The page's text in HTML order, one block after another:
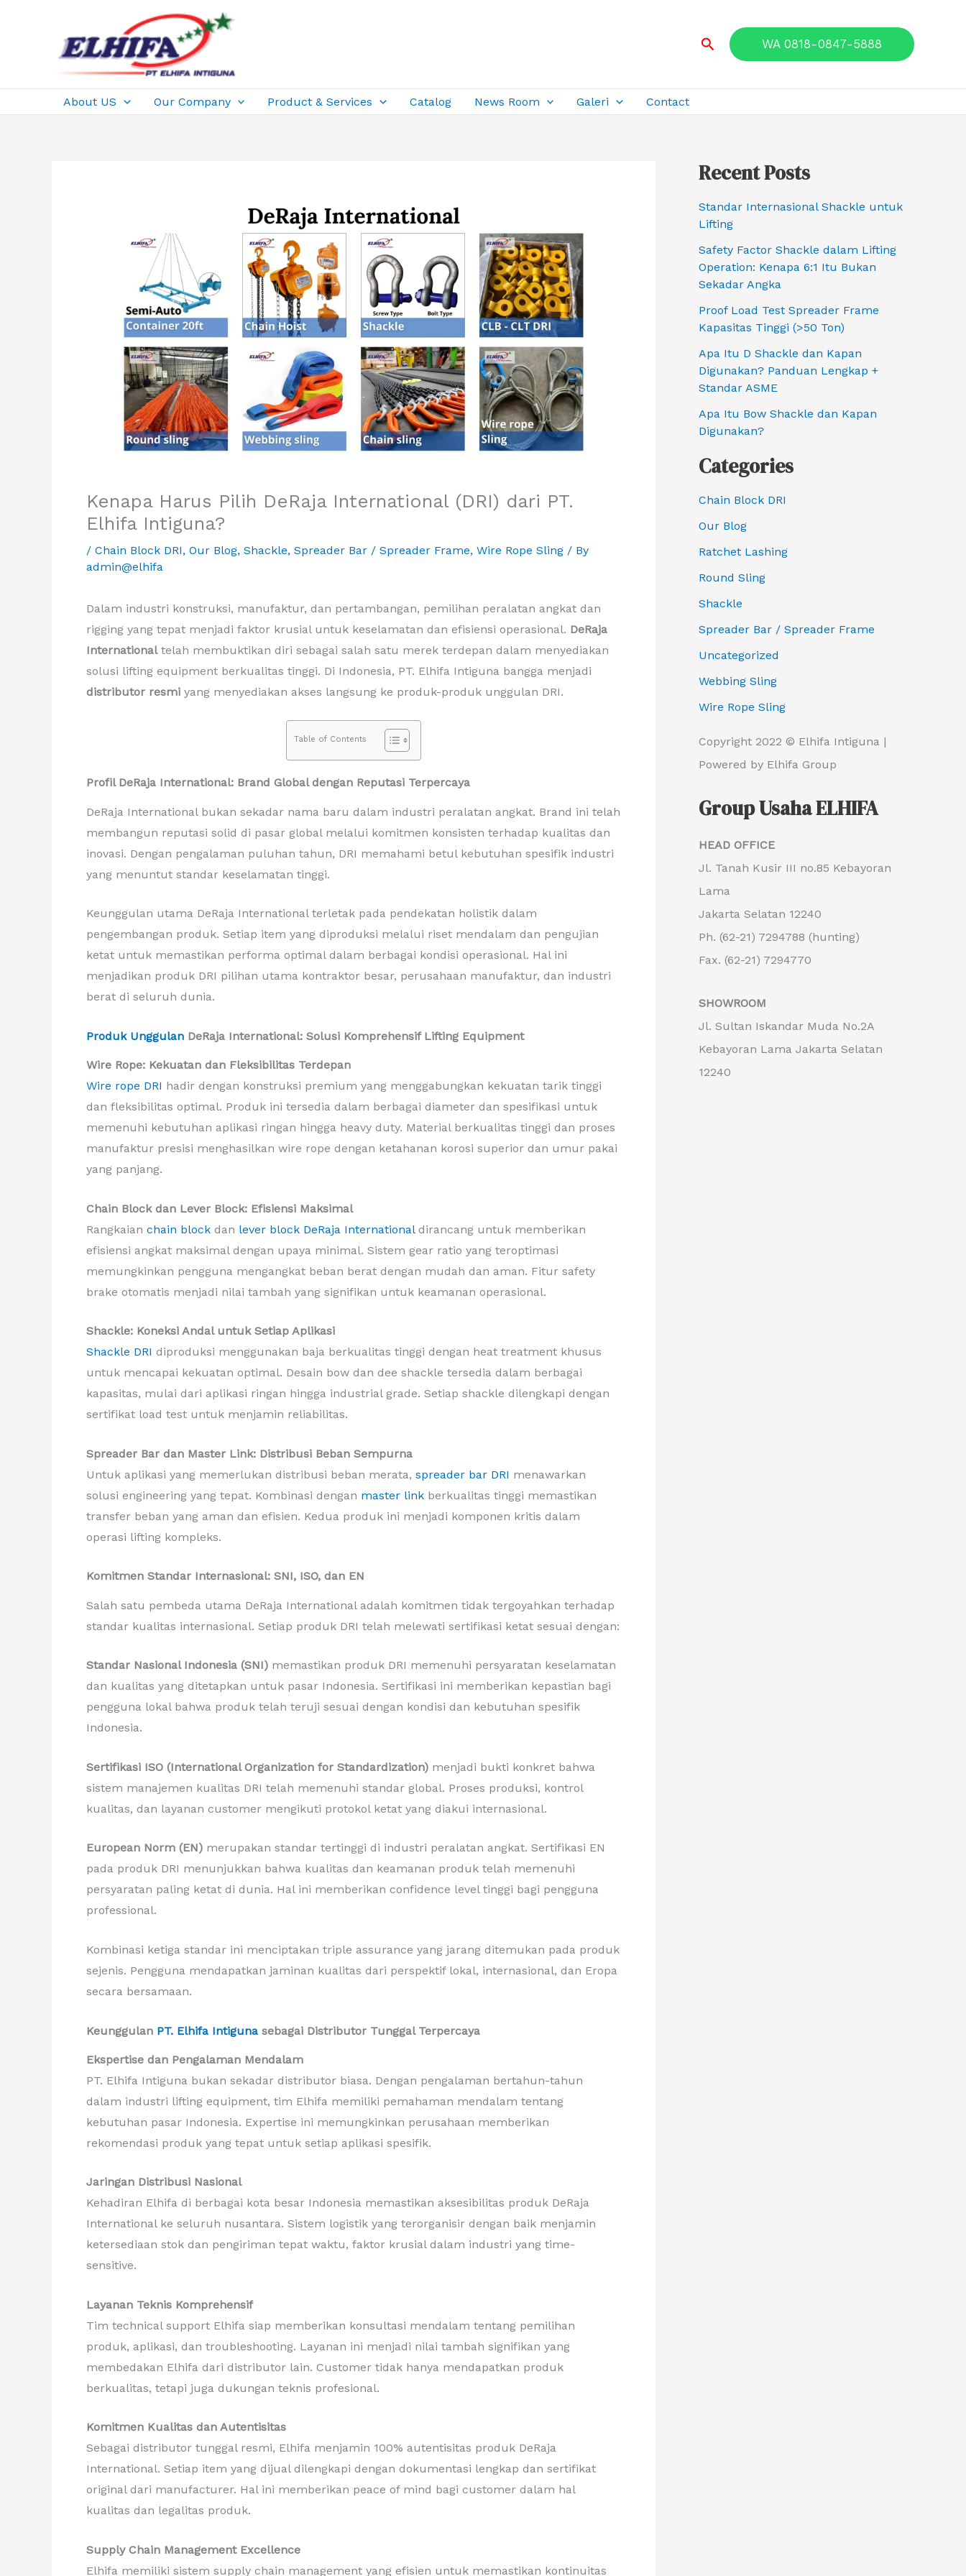
Search WA 0818-0847-5888
About US Our Company Product & Services Catalog News Room Galeri Contact
Kenapa Harus Pilih DeRaja International (DRI) dari PT.
Elhifa Intiguna?
/ Chain Block DRI, Our Blog, Shackle, Spreader Bar / Spreader Frame, Wire Rope Sling / By
admin@elhifa
Dalam industri konstruksi, manufaktur, dan pertambangan, pemilihan peralatan angkat dan
rigging yang tepat menjadi faktor krusial untuk keselamatan dan efisiensi operasional. DeRaja
Internationaltelah membuktikan diri sebagai salah satu merek terdepan dalam menyediakan
solusi lifting equipment berkualitas tinggi. Di Indonesia, PT. Elhifa Intiguna bangga menjadi
distributor resmi yang menyediakan akses langsung ke produk-produk unggulan DRI.
Table of Contents
Profil DeRaja International: Brand Global dengan Reputasi Terpercaya
DeRaja International bukan sekadar nama baru dalam industri peralatan angkat. Brand ini telah
membangun reputasi solid di pasar global melalui komitmen konsisten terhadap kualitas dan
inovasi. Dengan pengalaman puluhan tahun, DRI memahami betul kebutuhan spesifik industri
yang menuntut standar keselamatan tinggi.
Keunggulan utama DeRaja International terletak pada pendekatan holistik dalam
pengembangan produk. Setiap item yang diproduksi melalui riset mendalam dan pengujian
ketat untuk memastikan performa optimal dalam berbagai kondisi operasional. Hal ini
menjadikan produk DRI pilihan utama kontraktor besar, perusahaan manufaktur, dan industri
berat di seluruh dunia.
Produk Unggulan DeRaja International: Solusi Komprehensif Lifting Equipment
Wire Rope: Kekuatan dan Fleksibilitas Terdepan
Wire rope DRI hadir dengan konstruksi premium yang menggabungkan kekuatan tarik tinggi
dan fleksibilitas optimal. Produk ini tersedia dalam berbagai diameter dan spesifikasi untuk
memenuhi kebutuhan aplikasi ringan hingga heavy duty. Material berkualitas tinggi dan proses
manufaktur presisi menghasilkan wire rope dengan ketahanan korosi superior dan umur pakai
yang panjang.
Chain Block dan Lever Block: Efisiensi Maksimal
Rangkaian chain block dan lever block DeRaja Internationaldirancang untuk memberikan
efisiensi angkat maksimal dengan upaya minimal. Sistem gear ratio yang teroptimasi
memungkinkan pengguna mengangkat beban berat dengan mudah dan aman. Fitur safety
brake otomatis menjadi nilai tambah yang signifikan untuk keamanan operasional.
Shackle: Koneksi Andal untuk Setiap Aplikasi
Shackle DRI diproduksi menggunakan baja berkualitas tinggi dengan heat treatment khusus
untuk mencapai kekuatan optimal. Desain bow dan dee shackle tersedia dalam berbagai
kapasitas, mulai dari aplikasi ringan hingga industrial grade. Setiap shackle dilengkapi dengan
sertifikat load test untuk menjamin reliabilitas.
Spreader Bar dan Master Link: Distribusi Beban Sempurna
Untuk aplikasi yang memerlukan distribusi beban merata, spreader bar DRI menawarkan
solusi engineering yang tepat. Kombinasi dengan master link berkualitas tinggi memastikan
transfer beban yang aman dan efisien. Kedua produk ini menjadi komponen kritis dalam
operasi lifting kompleks.
Komitmen Standar Internasional: SNI, ISO, dan EN
Salah satu pembeda utama DeRaja International adalah komitmen tidak tergoyahkan terhadap
standar kualitas internasional. Setiap produk DRI telah melewati sertifikasi ketat sesuai dengan:
Standar Nasional Indonesia (SNI) memastikan produk DRI memenuhi persyaratan keselamatan
dan kualitas yang ditetapkan untuk pasar Indonesia. Sertifikasi ini memberikan kepastian bagi
pengguna lokal bahwa produk telah teruji sesuai dengan kondisi dan kebutuhan spesifik
Indonesia.
Sertifikasi ISO (International Organization for Standardization) menjadi bukti konkret bahwa
sistem manajemen kualitas DRI telah memenuhi standar global. Proses produksi, kontrol
kualitas, dan layanan customer mengikuti protokol ketat yang diakui internasional.
European Norm (EN) merupakan standar tertinggi di industri peralatan angkat. Sertifikasi EN
pada produk DRI menunjukkan bahwa kualitas dan keamanan produk telah memenuhi
persyaratan paling ketat di dunia. Hal ini memberikan confidence level tinggi bagi pengguna
professional.
Kombinasi ketiga standar ini menciptakan triple assurance yang jarang ditemukan pada produk
sejenis. Pengguna mendapatkan jaminan kualitas dari perspektif lokal, internasional, dan Eropa
secara bersamaan.
Keunggulan PT. Elhifa Intiguna sebagai Distributor Tunggal Terpercaya
Ekspertise dan Pengalaman Mendalam
PT. Elhifa Intiguna bukan sekadar distributor biasa. Dengan pengalaman bertahun-tahun
dalam industri lifting equipment, tim Elhifa memiliki pemahaman mendalam tentang
kebutuhan pasar Indonesia. Expertise ini memungkinkan perusahaan memberikan
rekomendasi produk yang tepat untuk setiap aplikasi spesifik.
Jaringan Distribusi Nasional
Kehadiran Elhifa di berbagai kota besar Indonesia memastikan aksesibilitas produk DeRaja
International ke seluruh nusantara. Sistem logistik yang terorganisir dengan baik menjamin
ketersediaan stok dan pengiriman tepat waktu, faktor krusial dalam industri yang time-
sensitive.
Layanan Teknis Komprehensif
Tim technical support Elhifa siap memberikan konsultasi mendalam tentang pemilihan
produk, aplikasi, dan troubleshooting. Layanan ini menjadi nilai tambah signifikan yang
membedakan Elhifa dari distributor lain. Customer tidak hanya mendapatkan produk
berkualitas, tetapi juga dukungan teknis profesional.
Komitmen Kualitas dan Autentisitas
Sebagai distributor tunggal resmi, Elhifa menjamin 100% autentisitas produk DeRaja
International. Setiap item yang dijual dilengkapi dengan dokumentasi lengkap dan sertifikat
original dari manufacturer. Hal ini memberikan peace of mind bagi customer dalam hal
kualitas dan legalitas produk.
Supply Chain Management Excellence
Elhifa memiliki sistem supply chain management yang efisien untuk memastikan kontinuitas
Recent Posts
Standar Internasional Shackle untuk
Lifting
Safety Factor Shackle dalam Lifting
Operation: Kenapa 6:1 Itu Bukan
Sekadar Angka
Proof Load Test Spreader Frame
Kapasitas Tinggi (>50 Ton)
Apa Itu D Shackle dan Kapan
Digunakan? Panduan Lengkap +
Standar ASME
Apa Itu Bow Shackle dan Kapan
Digunakan?
Categories
Chain Block DRI
Our Blog
Ratchet Lashing
Round Sling
Shackle
Spreader Bar / Spreader Frame
Uncategorized
Webbing Sling
Wire Rope Sling
Copyright 2022 © Elhifa Intiguna |
Powered by Elhifa Group
Group Usaha ELHIFA
HEAD OFFICE
Jl. Tanah Kusir III no.85 Kebayoran
Lama
Jakarta Selatan 12240
Ph. (62-21) 7294788 (hunting)
Fax. (62-21) 7294770
SHOWROOM
Jl. Sultan Iskandar Muda No.2A
Kebayoran Lama Jakarta Selatan
12240